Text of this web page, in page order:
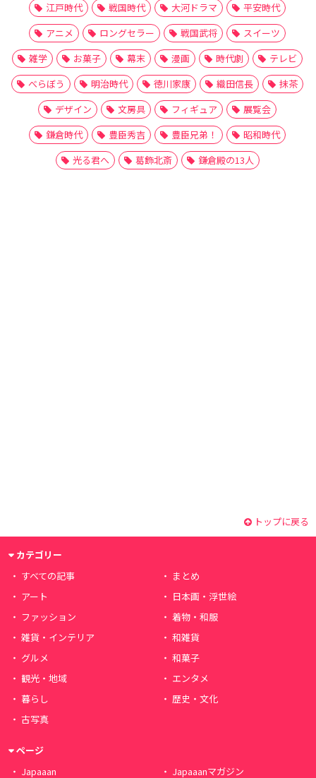
江戸時代 戦国時代 大河ドラマ
平安時代
アニメ
ロングセラー 戦国武将
スイーツ
雑学
お菓子 幕末 漫画 時代劇
テレビ
べらぼう
明治時代 徳川家康 織田信長
抹茶
デザイン
文房具 フィギュア
展覧会
鎌倉時代
豊臣秀吉 豊臣兄弟！
昭和時代
光る君へ
葛飾北斎 鎌倉殿の13人
トップに戻る
カテゴリー
すべての記事
まとめ
アート
日本画・浮世絵
ファッション
着物・和服
雑貨・インテリア
和雑貨
グルメ
和菓子
観光・地域
エンタメ
暮らし
歴史・文化
古写真
ページ
Japaaan
Japaaanマガジン